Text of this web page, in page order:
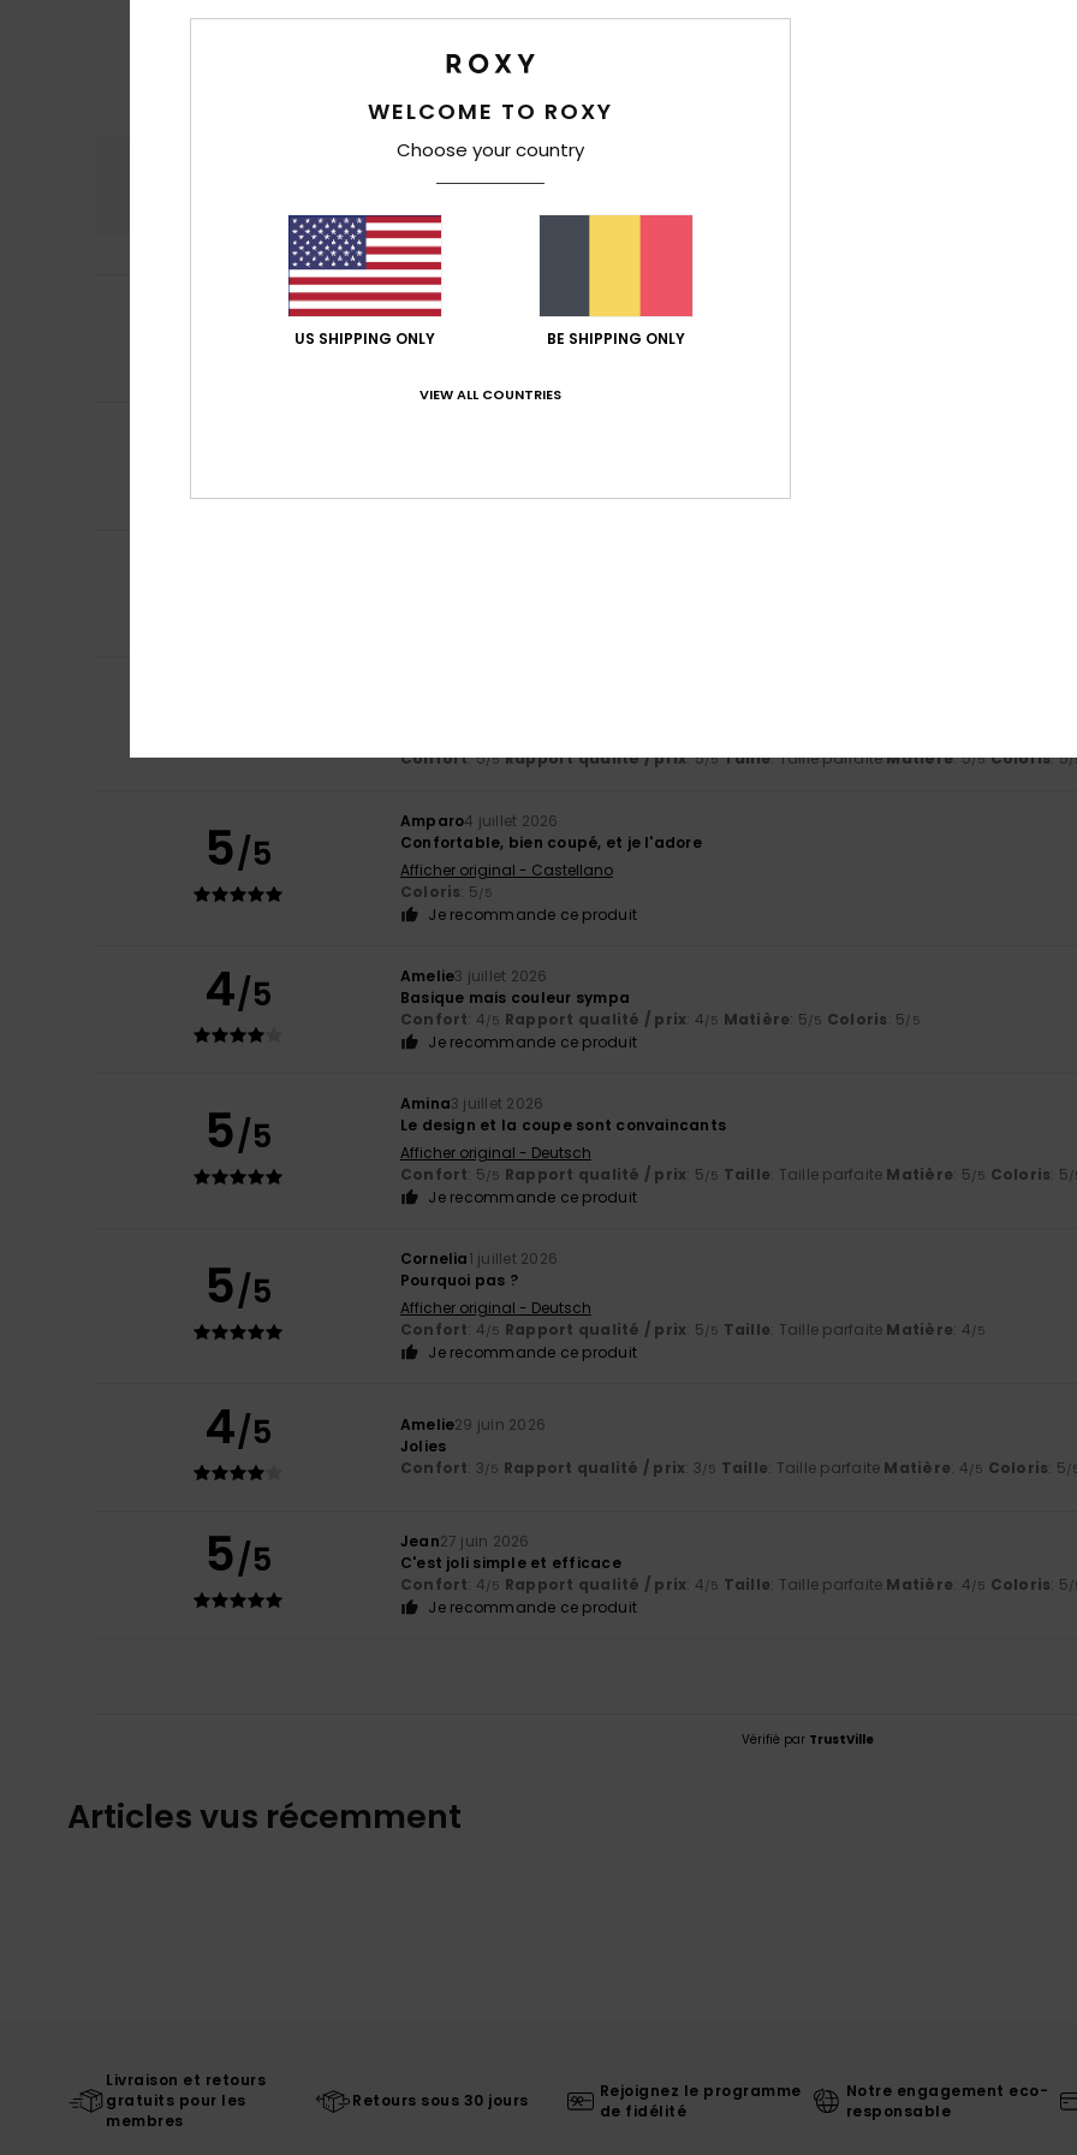
Rapport qualité / prix
Frederique
Confort
Rapport qualité / prix
Je recommande ce produit
Confort: 5/5 Rapport qualité / prix: 5/5 Taille: Taille parfaiteMatière: 5/5 Coloris: 5/
5/5
Amparo4 juillet 2026
Confortable, bien coupé, et je l'adore
Afficher original - Castellano
Coloris: 5/5
Je recommande ce produit
4/5 Amelie3 juillet 2026
Basique mais couleur sympa
Confort: 4/5 Rapport qualité / prix: 4/5 Matière: 5/5 Coloris: 5/5
Je recommande ce produit
5/5
Amina3 juillet 2026
Le design et la coupe sont convaincants
Afficher original - Deutsch
Confort: 5/5 Rapport qualité / prix: 5/5 Taille: Taille parfaite Matière: 5/5 Coloris: 5/
Je recommande ce produit
5/5
Cornelia1 juillet 2026
Pourquoi pas ?
Afficher original - Deutsch
Confort: 4/5 Rapport qualité / prix: 5/5 Taille: Taille parfaite Matière: 4/5
Je recommande ce produit
4/5 Amelie29 juin 2026
Jolies
Confort: 3/5 Rapport qualité / prix: 3/5 Taille: Taille parfaite Matière: 4/5 Coloris: 5/
5/5 Jean27 juin 2026
C'est joli simple et efficace
Confort: 4/5 Rapport qualité / prix: 4/5 Taille: Taille parfaite Matière: 4/5 Coloris: 5/
Je recommande ce produit
Vérifié par TrustVille
Articles vus récemment
Livraison et retours
gratuits pour les
membres
Retours sous 30 jours
Rejoignez le programme
de fidélité
Notre engagement eco-
responsable
WELCOME TO ROXY
Choose your country
US SHIPPING ONLY BE SHIPPING ONLY
VIEW ALL COUNTRIES